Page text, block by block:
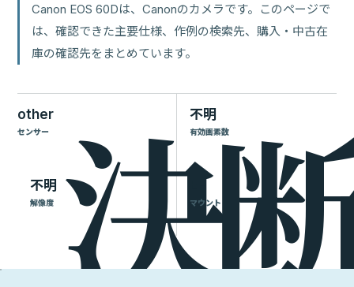
Canon EOS 60Dは、Canonのカメラです。このページで
は、確認できた主要仕様、作例の検索先、購入・中古在
庫の確認先をまとめています。
other
センサー
不明
有効画素数
不明
解像度 マウント